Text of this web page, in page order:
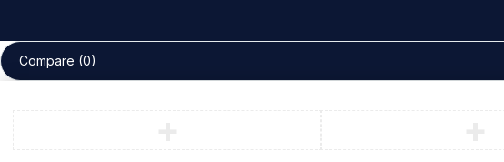
Compare (0)